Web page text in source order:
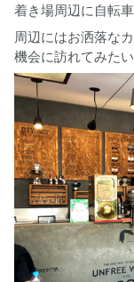
着き場周辺に自転
周辺にはお洒落な
機会に訪れてみた